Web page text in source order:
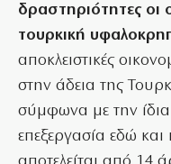
δραστηριότητες οι
τουρκική
αποκλειστικές
στην άδεια της
σύμφωνα με την
επεξεργασία εδώ